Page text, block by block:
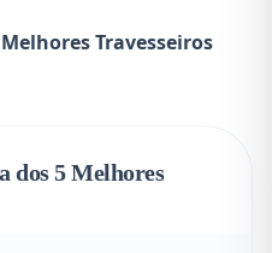
Travesseiros
dos 5 Melhores